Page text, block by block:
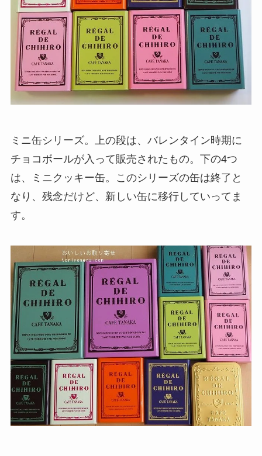
ミニ缶シリーズ。上の段は、バレンタイン時期に
チョコボールが入って販売されたもの。下の4つ
は、ミニクッキー缶。このシリーズの缶は終了と
なり、残念だけど、新しい缶に移行していってま
す。